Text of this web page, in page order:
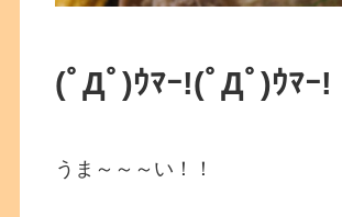
(ﾟДﾟ)ｳﾏｰ!(ﾟДﾟ)ｳﾏｰ!
うま～～～い！！